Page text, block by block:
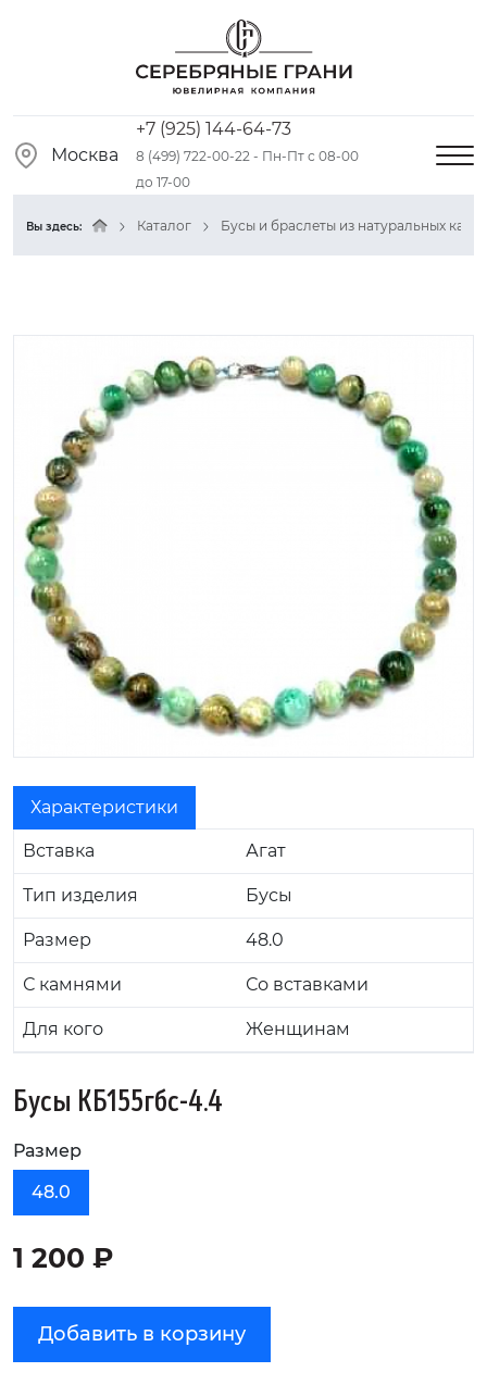
Москва
+7 (925) 144-64-73
8 (499) 722-00-22 - Пн-Пт с 08-00
до 17-00
Вы здесь: Каталог Бусы и браслеты из натуральных
Характеристики
Вставка Агат
Тип изделия Бусы
Размер 48.0
С камнями Со вставками
Для кого Женщинам
Бусы КБ155гбс-4.4
Размер
48.0
1 200 ₽
Добавить в корзину